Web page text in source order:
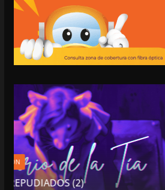
NACIONALES OPINIÓN
“NO VIVIMOS
LIBERTAD DE
DEMOCRACIA EN
DESPIDIÓ DE MVS